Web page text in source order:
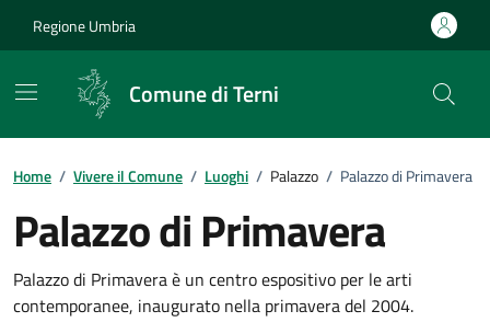
Regione Umbria
Comune di Terni
Home / Vivere il Comune / Luoghi / Palazzo / Palazzo di Primavera
Palazzo di Primavera
Dettagli del Luogo
Palazzo di Primavera è un centro espositivo per le arti
contemporanee, inaugurato nella primavera del 2004.